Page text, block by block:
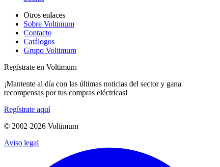
Otros enlaces
Sobre Voltimum
Contacto
Catálogos
Grupo Voltimum
Regístrate en Voltimum
¡Mantente al día con las últimas noticias del sector y gana
recompensas por tus compras eléctricas!
Regístrate aquí
© 2002-2026 Voltimum
Aviso legal